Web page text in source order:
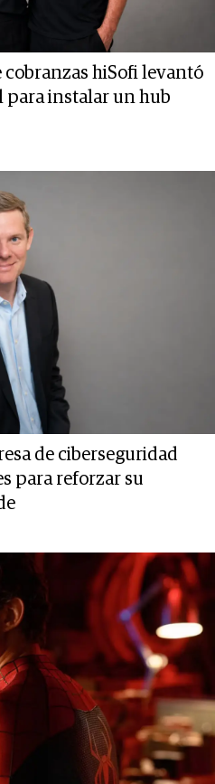
cobranzas hiSofi levantó
para instalar un hub
de ciberseguridad
para reforzar su